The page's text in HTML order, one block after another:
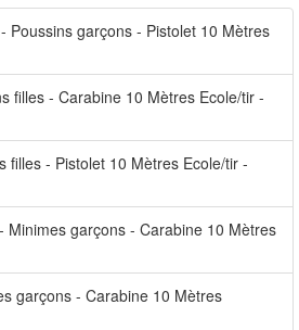
- Poussins garçons - Pistolet 10 Mètres
filles - Carabine 10 Mètres Ecole/tir -
filles - Pistolet 10 Mètres Ecole/tir -
- Minimes garçons - Carabine 10 Mètres
garçons - Carabine 10 Mètres